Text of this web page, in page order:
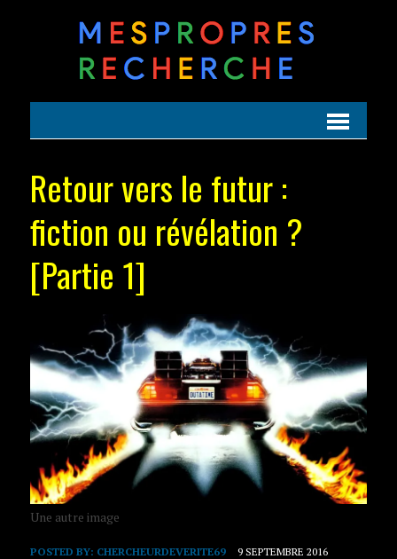
Retour vers le futur :
fiction ou révélation ?
[Partie 1]
Une autre image
POSTED BY: CHERCHEURDEVERITE69 9 SEPTEMBRE 2016